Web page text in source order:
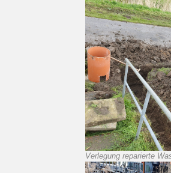
Verlegung reparierte